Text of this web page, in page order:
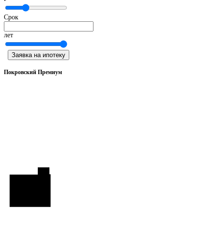
Срок
лет
Заявка на ипотеку
Покровский Премиум